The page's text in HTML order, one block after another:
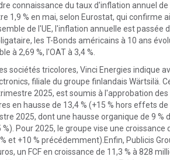
connaissance du taux d'inflation annuel de
1,9 % en mai, selon Eurostat, qui confirme
de l'UE, l'inflation annuelle est passée
les T-Bonds américains à 10 ans
à 2,69 %, l'OAT à 3,4 %.
sociétés tricolores, Vinci Energies indique
filiale du groupe finlandais Wärtsilä.
2025, est soumis à l'approbation
en hausse de 13,4 % (+15 % hors effets
2025, dont une hausse organique de 9 %
Pour 2025, le groupe vise une
et +10 % précédemment).Enfin, Publicis
un FCF en croissance de 11,3 % à 828